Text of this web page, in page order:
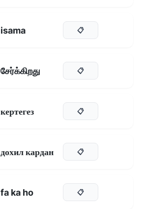
isama 📋
சேர்க்கிறது 📋
кертегез 📋
дохил кардан 📋
fa ka ho 📋